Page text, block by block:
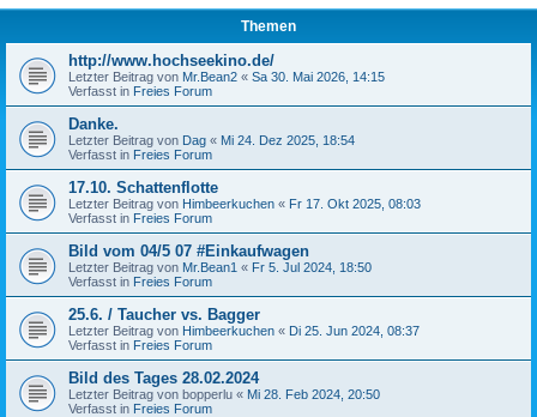
Themen
http://www.hochseekino.de/
Letzter Beitrag von Mr.Bean2 « Sa 30. Mai 2026, 14:15
Verfasst in Freies Forum
Danke.
Letzter Beitrag von Dag « Mi 24. Dez 2025, 18:54
Verfasst in Freies Forum
17.10. Schattenflotte
Letzter Beitrag von Himbeerkuchen « Fr 17. Okt 2025, 08:03
Verfasst in Freies Forum
Bild vom 04/5 07 #Einkaufwagen
Letzter Beitrag von Mr.Bean1 « Fr 5. Jul 2024, 18:50
Verfasst in Freies Forum
25.6. / Taucher vs. Bagger
Letzter Beitrag von Himbeerkuchen « Di 25. Jun 2024, 08:37
Verfasst in Freies Forum
Bild des Tages 28.02.2024
Letzter Beitrag von bopperlu « Mi 28. Feb 2024, 20:50
Verfasst in Freies Forum